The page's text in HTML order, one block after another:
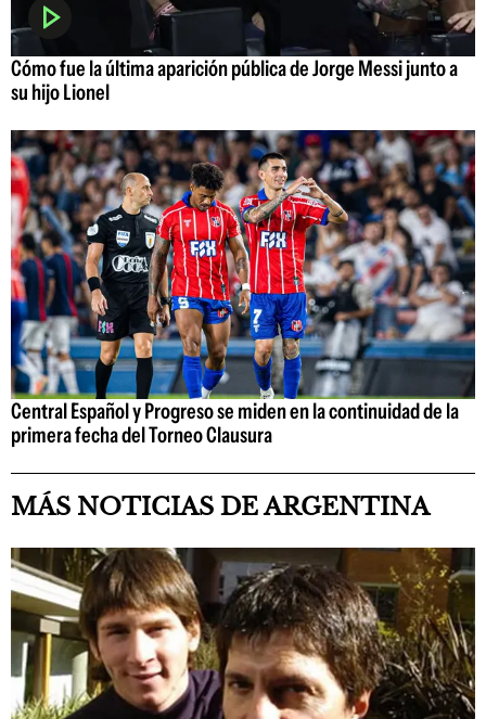
Cómo fue la última aparición pública de Jorge Messi junto a
su hijo Lionel
Central Español y Progreso se miden en la continuidad de la
primera fecha del Torneo Clausura
MÁS NOTICIAS DE ARGENTINA